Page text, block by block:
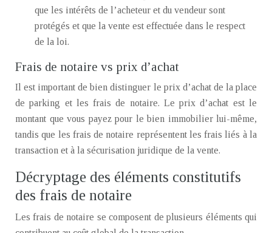
que les intérêts de l’acheteur et du vendeur sont
protégés et que la vente est effectuée dans le respect
de la loi.
Frais de notaire vs prix d’achat
Il est important de bien distinguer le prix d’achat de la place
de parking et les frais de notaire. Le prix d’achat est le
montant que vous payez pour le bien immobilier lui-même,
tandis que les frais de notaire représentent les frais liés à la
transaction et à la sécurisation juridique de la vente.
Décryptage des éléments constitutifs
des frais de notaire
Les frais de notaire se composent de plusieurs éléments qui